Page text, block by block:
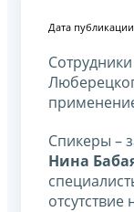
Дата
Спикеры –
Нина